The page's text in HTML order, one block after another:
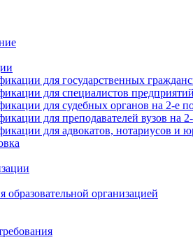
для государственных
для специалистов
для судебных органов на 2-е
для преподавателей вузов на 2-
для адвокатов, нотариусов и
организацией